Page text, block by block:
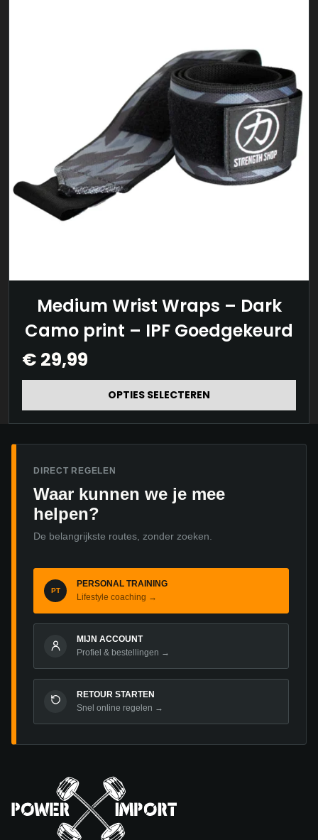
Medium Wrist Wraps – Dark
Camo print – IPF Goedgekeurd
€ 29,99
OPTIES SELECTEREN
product
meerdere
Deze
gekozen
worden
op
de
DIRECT REGELEN
Waar kunnen we je mee
helpen?
De belangrijkste routes, zonder zoeken.
PT
PERSONAL TRAINING
Lifestyle coaching →
MIJN ACCOUNT
Profiel & bestellingen →
RETOUR STARTEN
Snel online regelen →